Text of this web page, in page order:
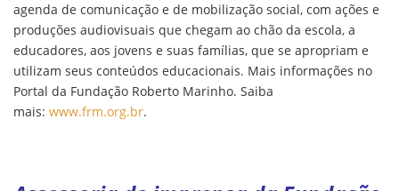
agenda de comunicação e de mobilização social, com ações e
produções audiovisuais que chegam ao chão da escola, a
educadores, aos jovens e suas famílias, que se apropriam e
utilizam seus conteúdos educacionais. Mais informações no
Portal da Fundação Roberto Marinho. Saiba
mais: www.frm.org.br.